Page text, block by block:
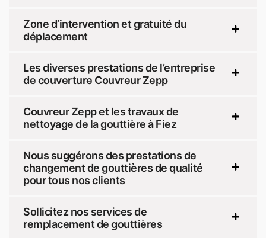
Zone d’intervention et gratuité du
déplacement
Les diverses prestations de l’entreprise
de couverture Couvreur Zepp
Couvreur Zepp et les travaux de
nettoyage de la gouttière à Fiez
Nous suggérons des prestations de
changement de gouttières de qualité
pour tous nos clients
Sollicitez nos services de
remplacement de gouttières